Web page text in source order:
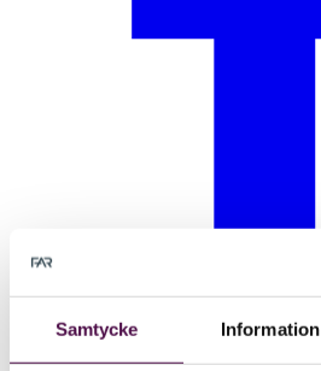
Samtycke Information